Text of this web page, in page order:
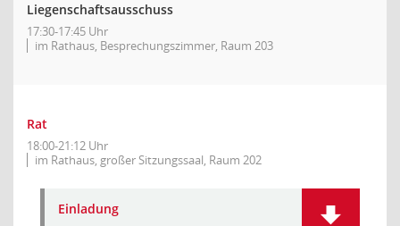
Liegenschaftsausschuss
17:30-17:45 Uhr
im Rathaus, Besprechungszimmer, Raum 203
Rat
18:00-21:12 Uhr
im Rathaus, großer Sitzungssaal, Raum 202
Einladung